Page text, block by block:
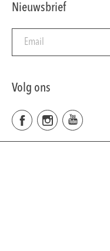
Nieuwsbrief
Volg ons